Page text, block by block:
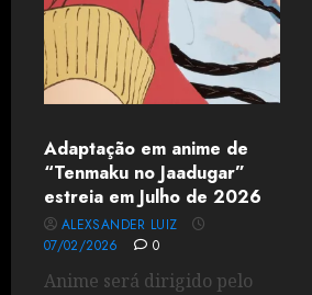
Adaptação em anime de
“Tenmaku no Jaadugar”
estreia em Julho de 2026
ALEXSANDER LUIZ
07/02/2026
0
Anime será dirigido pelo